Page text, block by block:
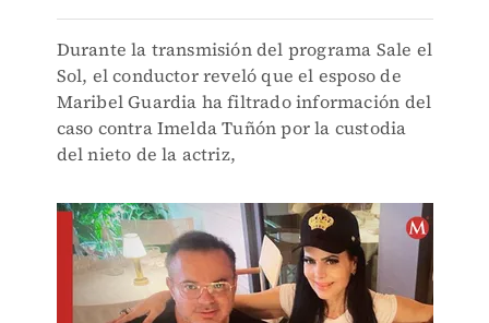
Durante la transmisión del programa Sale el
Sol, el conductor reveló que el esposo de
Maribel Guardia ha filtrado información del
caso contra Imelda Tuñón por la custodia
del nieto de la actriz,